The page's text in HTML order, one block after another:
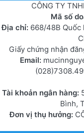
CÔNG TY
Mã số
Địa chỉ: 668/48B Quốc
Giấy chứng nhận
Email:
Tài khoản ngân hàng:
Bình,
Đơn vị thụ hưởng: